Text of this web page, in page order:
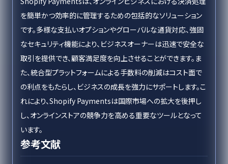
を簡単かつ効率的に管理するための包括的なソリューション
です。多様な支払いオプションやグローバルな通貨対応、強固
なセキュリティ機能により、ビジネスオーナーは迅速で安全な
取引を提供でき、顧客満足度を向上させることができます。ま
た、統合型プラットフォームによる手数料の削減はコスト面で
の利点をもたらし、ビジネスの成長を強力にサポートします。こ
れにより、Shopify Paymentsは国際市場への拡大を後押し
し、オンラインストアの競争力を高める重要なツールとなって
います。
参考文献